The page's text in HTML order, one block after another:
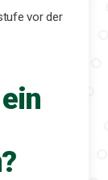
vor der
?